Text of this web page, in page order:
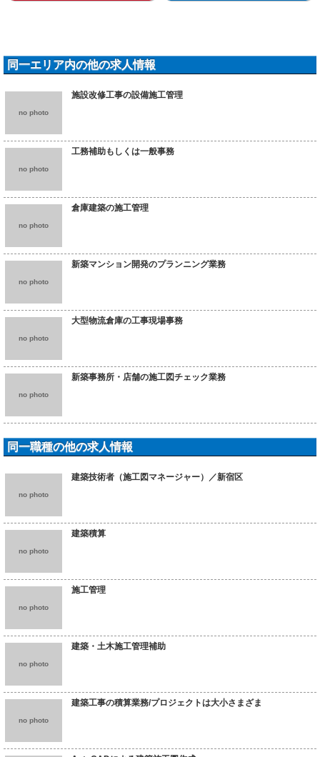
同一エリア内の他の求人情報
no photo
施設改修工事の設備施工管理
no photo
工務補助もしくは一般事務
no photo
倉庫建築の施工管理
no photo
新築マンション開発のプランニング業務
no photo
大型物流倉庫の工事現場事務
no photo
新築事務所・店舗の施工図チェック業務
同一職種の他の求人情報
no photo
建築技術者（施工図マネージャー）／新宿区
no photo
建築積算
no photo
施工管理
no photo
建築・土木施工管理補助
no photo
建築工事の積算業務/プロジェクトは大小さまざま